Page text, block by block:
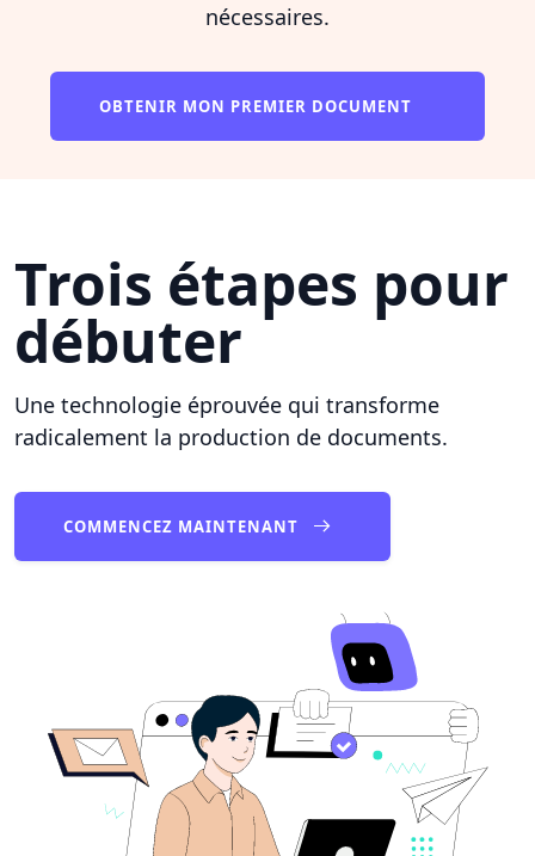
nécessaires.
OBTENIR MON PREMIER DOCUMENT
Trois étapes pour
débuter
Une technologie éprouvée qui transforme
radicalement la production de documents.
COMMENCEZ MAINTENANT